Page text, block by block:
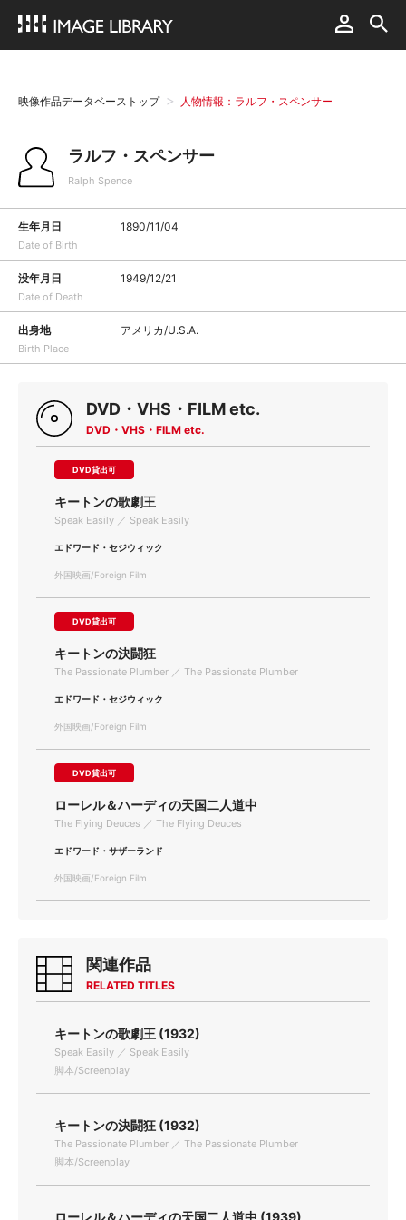
映像作品データベーストップ 人物情報：ラルフ・スペンサー
ラルフ・スペンサー
Ralph Spence
生年月日
Date of Birth
1890/11/04
没年月日
Date of Death
1949/12/21
出身地
Birth Place
アメリカ/U.S.A.
DVD・VHS・FILM etc.
DVD・VHS・FILM etc.
DVD貸出可
キートンの歌劇王
Speak Easily ／ Speak Easily
エドワード・セジウィック
外国映画/Foreign Film
DVD貸出可
キートンの決闘狂
The Passionate Plumber ／ The Passionate Plumber
エドワード・セジウィック
外国映画/Foreign Film
DVD貸出可
ローレル＆ハーディの天国二人道中
The Flying Deuces ／ The Flying Deuces
エドワード・サザーランド
外国映画/Foreign Film
関連作品
RELATED TITLES
キートンの歌劇王 (1932)
Speak Easily ／ Speak Easily
脚本/Screenplay
キートンの決闘狂 (1932)
The Passionate Plumber ／ The Passionate Plumber
脚本/Screenplay
ローレル＆ハーディの天国二人道中 (1939)